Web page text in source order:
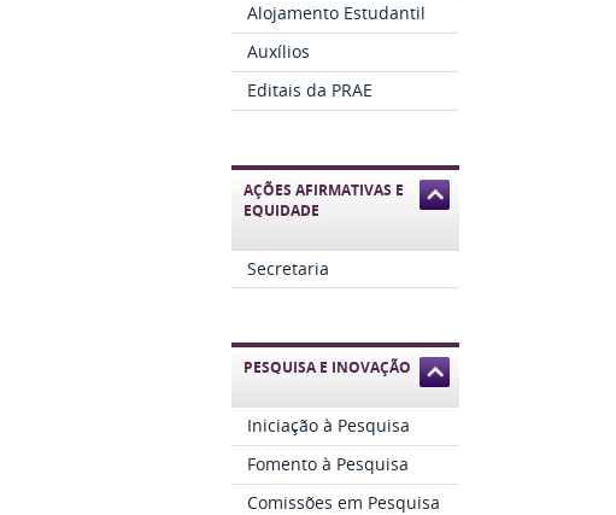
Alojamento Estudantil
Auxílios
Editais da PRAE
AÇÕES AFIRMATIVAS E
EQUIDADE
Secretaria
PESQUISA E INOVAÇÃO
Iniciação à Pesquisa
Fomento à Pesquisa
Comissões em Pesquisa